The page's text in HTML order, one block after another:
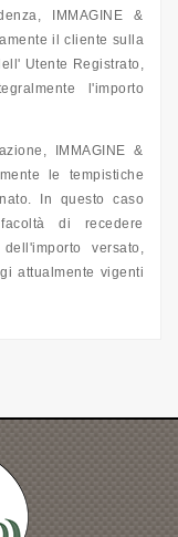
IMMAGINE &
il cliente sulla
Utente Registrato,
l'importo
IMMAGINE &
le tempistiche
In questo caso
di recedere
versato,
attualmente vigenti